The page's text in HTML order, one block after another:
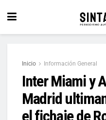
Inicio Información General
Inter Miami y
Madrid
el fichaje de